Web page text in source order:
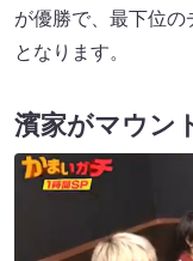
が優勝で、最下位
となります。
濱家がマウン